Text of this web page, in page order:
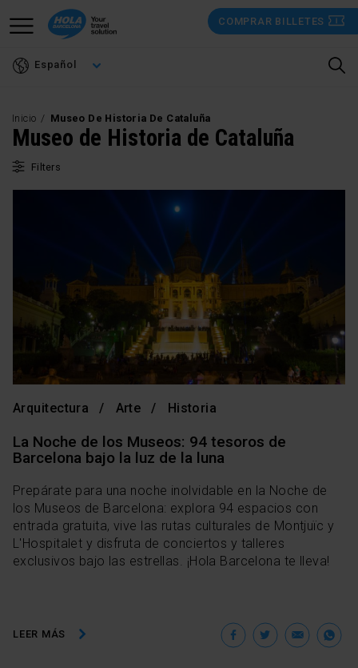
Pasar
COMPRAR BILLETES
Español
Inicio Museo De Historia De Cataluña
Museo de Historia de Cataluña
Filters
Arquitectura Arte Historia
La Noche de los Museos: 94 tesoros de
Barcelona bajo la luz de la luna
Prepárate para una noche inolvidable en la Noche de
los Museos de Barcelona: explora 94 espacios con
entrada gratuita, vive las rutas culturales de Montjuïc y
L'Hospitalet y disfruta de conciertos y talleres
exclusivos bajo las estrellas. ¡Hola Barcelona te lleva!
LEER MÁS Facebook
Twitter